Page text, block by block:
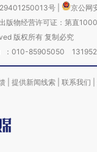
号
京公网
版物经营许可证：第直
版权所有 复制必究
：010-85905050
提供新闻线索 联系我们